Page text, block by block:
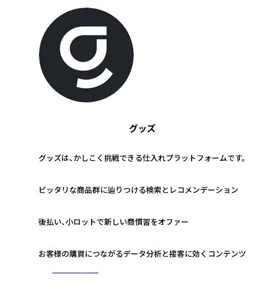
グッズ
グッズは、かしこく挑戦できる仕入れプラットフォームです。
ピッタリな商品群に辿りつける検索とレコメンデーション
後払い、小ロットで新しい商慣習をオファー
お客様の購買につながるデータ分析と接客に効くコンテンツ